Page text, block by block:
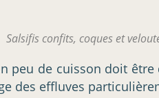
Salsifis confits, coques et
de cuisson doit
des effluves